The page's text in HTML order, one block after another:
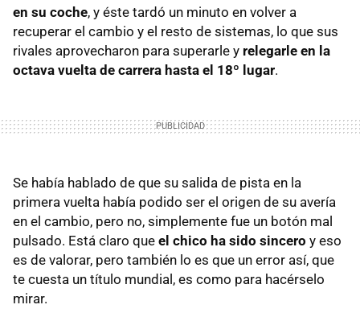
en su coche, y éste tardó un minuto en volver a
recuperar el cambio y el resto de sistemas, lo que sus
rivales aprovecharon para superarle y relegarle en la
octava vuelta de carrera hasta el 18º lugar.
Se había hablado de que su salida de pista en la
primera vuelta había podido ser el origen de su avería
en el cambio, pero no, simplemente fue un botón mal
pulsado. Está claro que el chico ha sido sincero y eso
es de valorar, pero también lo es que un error así, que
te cuesta un título mundial, es como para hacérselo
mirar.